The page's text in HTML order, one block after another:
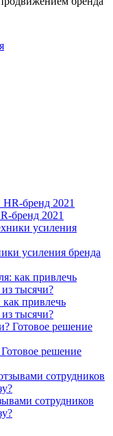
бренд 2021
усиления бренда
привлечь
тысячи?
решение
сотрудников